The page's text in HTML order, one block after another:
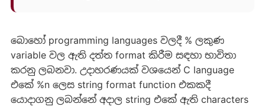
බොහෝ programming languages වලදී % ලකුණ
variable වල ඇති දත්ත format කිරීම සඳහා භාවිතා
කරනු ලබනවා. උදාහරණයක් වශයෙන් C language
එකේ %n ලෙස string format function එකකදී
යොදාගනු ලබන්නේ අදාල string එකේ ඇති characters